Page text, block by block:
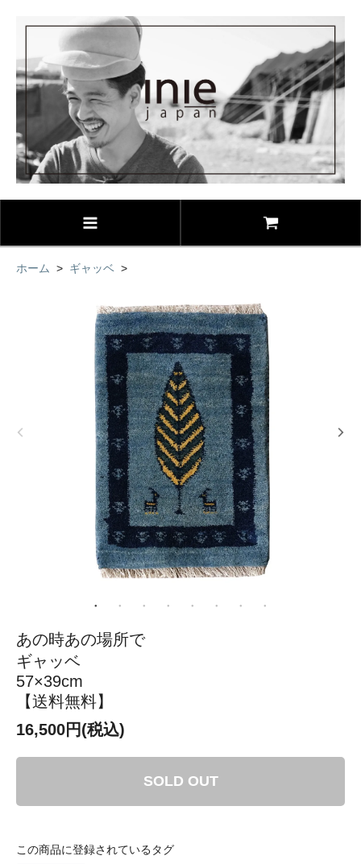
ホーム > ギャッベ >
あの時あの場所で
ギャッベ
57×39cm
【送料無料】
16,500円(税込)
SOLD OUT
この商品に登録されているタグ